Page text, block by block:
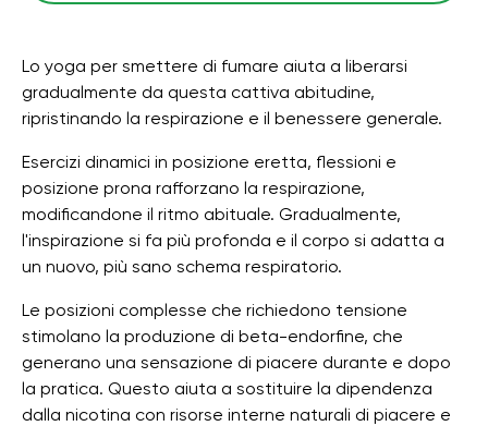
Lo yoga per smettere di fumare aiuta a liberarsi
gradualmente da questa cattiva abitudine,
ripristinando la respirazione e il benessere generale.
Esercizi dinamici in posizione eretta, flessioni e
posizione prona rafforzano la respirazione,
modificandone il ritmo abituale. Gradualmente,
l'inspirazione si fa più profonda e il corpo si adatta a
un nuovo, più sano schema respiratorio.
Le posizioni complesse che richiedono tensione
stimolano la produzione di beta-endorfine, che
generano una sensazione di piacere durante e dopo
la pratica. Questo aiuta a sostituire la dipendenza
dalla nicotina con risorse interne naturali di piacere e